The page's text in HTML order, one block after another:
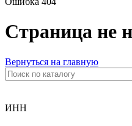
Страница не
Вернуться на главную
ИНН